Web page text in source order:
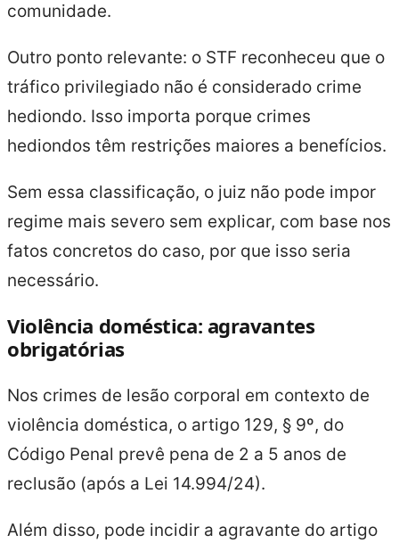
comunidade.
Outro ponto relevante: o STF reconheceu que o
tráfico privilegiado não é considerado crime
hediondo. Isso importa porque crimes
hediondos têm restrições maiores a benefícios.
Sem essa classificação, o juiz não pode impor
regime mais severo sem explicar, com base nos
fatos concretos do caso, por que isso seria
necessário.
Violência doméstica: agravantes
obrigatórias
Nos crimes de lesão corporal em contexto de
violência doméstica, o artigo 129, § 9º, do
Código Penal prevê pena de 2 a 5 anos de
reclusão (após a Lei 14.994/24).
Além disso, pode incidir a agravante do artigo